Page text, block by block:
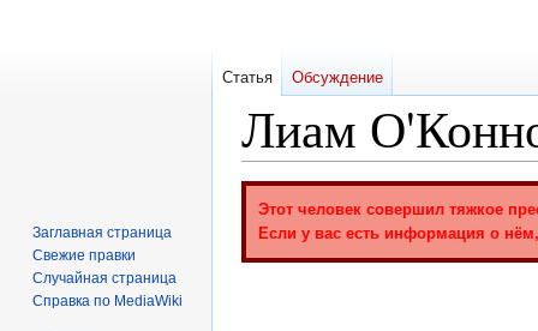
Лиам
навигации
Этот человек совершил тяжкое
Если у вас есть информация о
Статья Обсуждение
Заглавная страница
Свежие правки
Случайная страница
Справка по MediaWiki